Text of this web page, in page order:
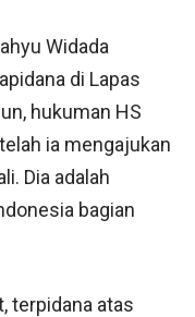
Widada
di Lapas
hukuman HS
ia mengajukan
Dia adalah
bagian
terpidana atas